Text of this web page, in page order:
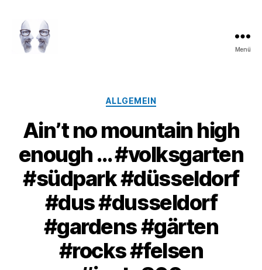
Menü
Kategorien
ALLGEMEIN
Ain’t no mountain high
enough … #volksgarten
#südpark #düsseldorf
#dus #dusseldorf
#gardens #gärten
#rocks #felsen